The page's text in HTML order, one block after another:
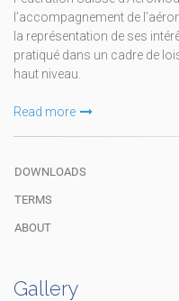
l’accompagnement de
la représentation de ses
pratiqué dans un cadre de
haut niveau.
Read more
DOWNLOADS
TERMS
ABOUT
Gallery